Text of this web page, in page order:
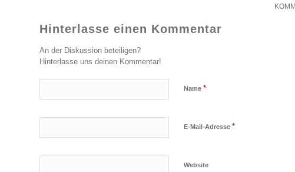
Hinterlasse einen Kommentar
An der Diskussion beteiligen?
Hinterlasse uns deinen Kommentar!
Name *
E-Mail-Adresse *
Website